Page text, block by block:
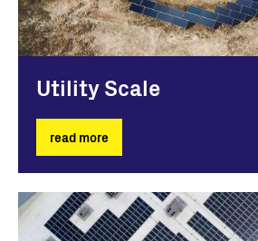
Utility Scale
read more